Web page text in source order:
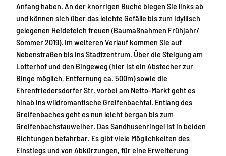
Anfang haben. An der knorrigen Buche biegen Sie links ab
und können sich über das leichte Gefälle bis zum idyllisch
gelegenen Heideteich freuen (Baumaßnahmen Frühjahr/
Sommer 2019). Im weiteren Verlauf kommen Sie auf
Nebenstraßen bis ins Stadtzentrum. Über die Steigung am
Lotterhof und den Bingeweg (hier ist ein Abstecher zur
Binge möglich, Entfernung ca. 500m) sowie die
Ehrenfriedersdorfer Str. vorbei am Netto-Markt geht es
hinab ins wildromantische Greifenbachtal. Entlang des
Greifenbaches geht es nun leicht bergan bis zum
Greifenbachstauweiher. Das Sandhusenringel ist in beiden
Richtungen befahrbar. Es gibt viele Möglichkeiten des
Einstiegs und von Abkürzungen, für eine Erweiterung